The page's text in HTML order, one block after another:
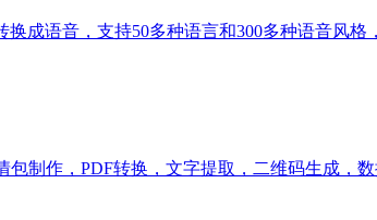
成语音，支持50多种语言和300多种语音风
制作，PDF转换，文字提取，二维码生成，